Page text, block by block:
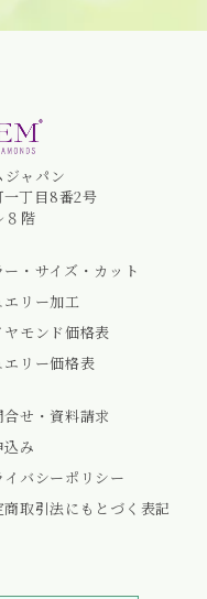
ャパン
丁目8番2号
８階
ー・サイズ・カット
エリー加工
ヤモンド価格表
エリー価格表
合せ・資料請求
込み
イバシーポリシー
商取引法にもとづく表記